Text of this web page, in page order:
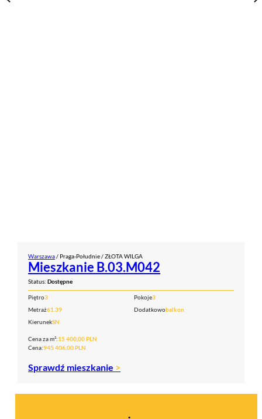
Warszawa/ Praga-Południe / ZŁOTA WILGA
Mieszkanie B.03.M042
Status:Dostępne
Piętro3 Pokoje3
Metraż61.39 Dodatkowobalkon
KierunekSN
Cena za m²:15 400,00 PLN
Cena:945 406,00 PLN
Sprawdź mieszkanie